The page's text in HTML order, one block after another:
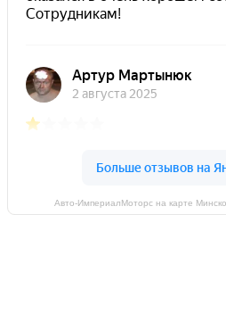
Авто-ИмпериалМоторс на карте